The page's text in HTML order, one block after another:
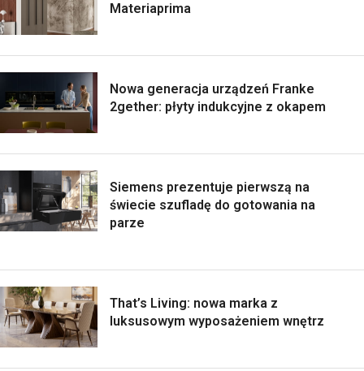
Materiaprima
Nowa generacja urządzeń Franke
2gether: płyty indukcyjne z okapem
Siemens prezentuje pierwszą na
świecie szufladę do gotowania na
parze
That’s Living: nowa marka z
luksusowym wyposażeniem wnętrz